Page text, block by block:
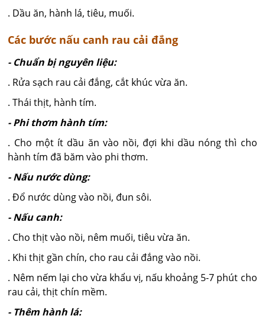
. Dầu ăn, hành lá, tiêu, muối.
Các bước nấu canh rau cải đắng
- Chuẩn bị nguyên liệu:
. Rửa sạch rau cải đắng, cắt khúc vừa ăn.
. Thái thịt, hành tím.
- Phi thơm hành tím:
. Cho một ít dầu ăn vào nồi, đợi khi dầu nóng thì cho
hành tím đã băm vào phi thơm.
- Nấu nước dùng:
. Đổ nước dùng vào nồi, đun sôi.
- Nấu canh:
. Cho thịt vào nồi, nêm muối, tiêu vừa ăn.
. Khi thịt gần chín, cho rau cải đắng vào nồi.
. Nêm nếm lại cho vừa khẩu vị, nấu khoảng 5-7 phút cho
rau cải, thịt chín mềm.
- Thêm hành lá: